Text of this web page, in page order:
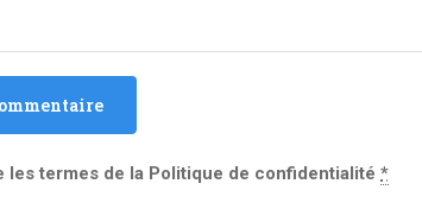
les termes de la Politique de confidentialité *